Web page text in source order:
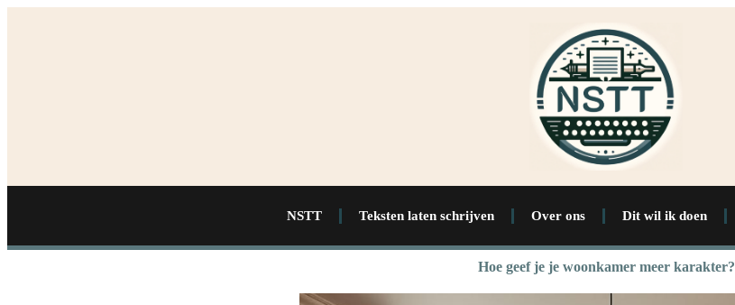
NSTT Teksten laten schrijven Over ons Dit wil ik doen
Hoe geef je je woonkamer meer karakter?